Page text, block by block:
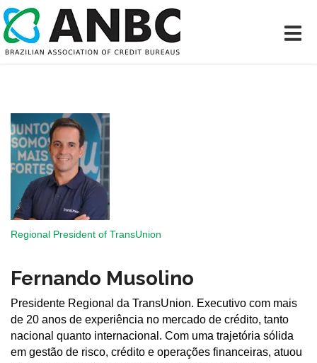
Regional President of TransUnion
Fernando Musolino
Presidente Regional da TransUnion. Executivo com mais
de 20 anos de experiência no mercado de crédito, tanto
nacional quanto internacional. Com uma trajetória sólida
em gestão de risco, crédito e operações financeiras, atuou